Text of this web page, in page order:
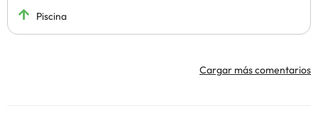
Piscina
Cargar más comentarios